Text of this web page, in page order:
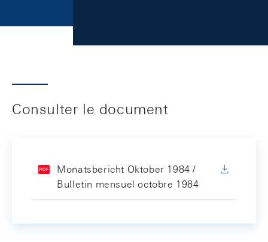
Consulter le document
Monatsbericht Oktober 1984 /
Bulletin mensuel octobre 1984